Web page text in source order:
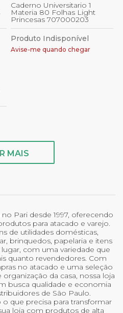
Caderno Universitario 1
Materia 80 Folhas Light
Princesas 707000203
Produto Indisponível
Avise-me quando chegar
MAIS
Pari desde 1997, oferecendo
para atacado e varejo.
de utilidades domésticas,
brinquedos, papelaria e itens
com uma variedade que
quanto revendedores. Com
no atacado e uma seleção
da casa, nossa loja
busca qualidade e economia
de São Paulo.
que precisa para transformar
loja com produtos de alta